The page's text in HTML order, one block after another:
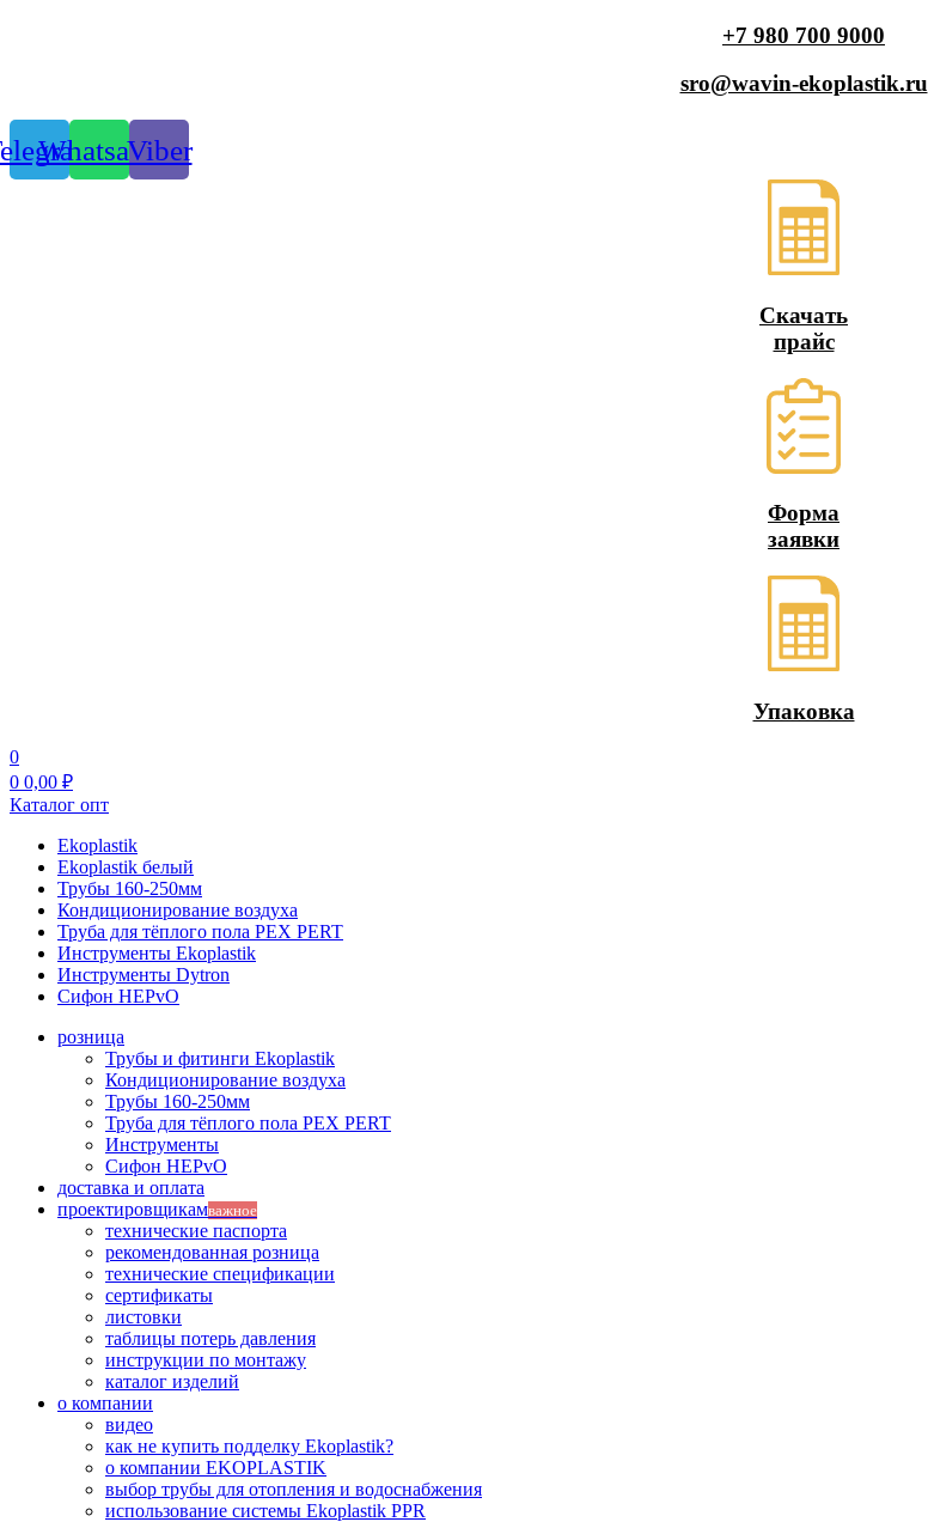
+7 980 700 9000
sro@wavin-ekoplastik.ru
WhatsappViber
Скачать
прайс
Форма
заявки
Упаковка
0
0 0,00 ₽
Каталог опт
Ekoplastik
Ekoplastik белый
Трубы 160-250мм
Кондиционирование воздуха
Труба для тёплого пола PEX PERT
Инструменты Ekoplastik
Инструменты Dytron
Сифон HEPvO
розница
Трубы и фитинги Ekoplastik
Кондиционирование воздуха
Трубы 160-250мм
Труба для тёплого пола PEX PERT
Инструменты
Сифон HEPvO
доставка и оплата
проектировщикамважное
технические паспорта
рекомендованная розница
технические спецификации
сертификаты
листовки
таблицы потерь давления
инструкции по монтажу
каталог изделий
о компании
видео
как не купить подделку Ekoplastik?
о компании EKOPLASTIK
выбор трубы для отопления и водоснабжения
использование системы Ekoplastik PPR